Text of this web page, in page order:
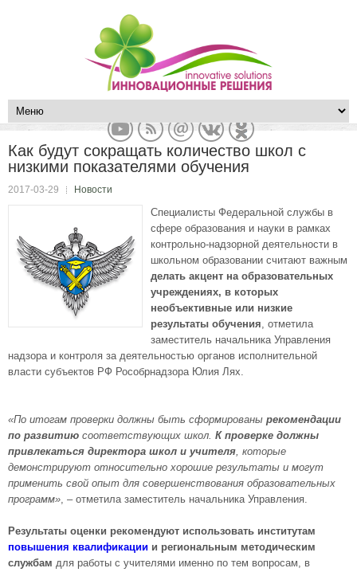
Как будут сокращать количество школ с
низкими показателями обучения
2017-03-29 Новости
Специалисты Федеральной службы в
сфере образования и науки в рамках
контрольно-надзорной деятельности в
школьном образовании считают важным
делать акцент на образовательных
учреждениях, в которых
необъективные или низкие
результаты обучения, отметила
заместитель начальника Управления
надзора и контроля за деятельностью органов исполнительной
власти субъектов РФ Рособрнадзора Юлия Лях.
«По итогам проверки должны быть сформированы рекомендации
по развитию соответствующих школ. К проверке должны
привлекаться директора школ и учителя, которые
демонстрируют относительно хорошие результаты и могут
применить свой опыт для совершенствования образовательных
программ», – отметила заместитель начальника Управления.
Результаты оценки рекомендуют использовать институтам
повышения квалификации и региональным методическим
службам для работы с учителями именно по тем вопросам, в